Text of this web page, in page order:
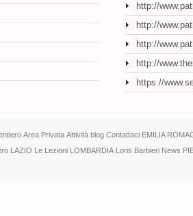
http://
http://
http://
http://
https://
Area Privata Attività blog Contattaci EMILIA
LAZIO Le Lezioni LOMBARDIA Loris Barbieri News